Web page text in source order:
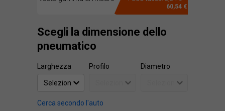
60,54 €
Scegli la dimensione dello
pneumatico
Larghezza Profilo Diametro
Cerca secondo l'auto